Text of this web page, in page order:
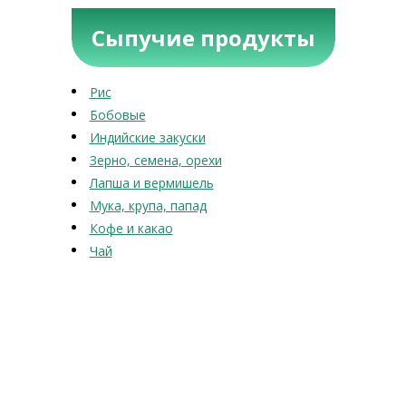
Сыпучие продукты
Рис
Бобовые
Индийские закуски
Зерно, семена, орехи
Лапша и вермишель
Мука, крупа, папад
Кофе и какао
Чай